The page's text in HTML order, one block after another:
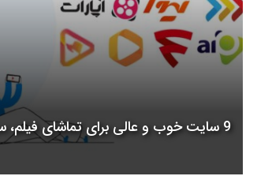
9 سایت خوب و عالی برای تماشای فیلم، سریال و کارتون + جدول مقایسه